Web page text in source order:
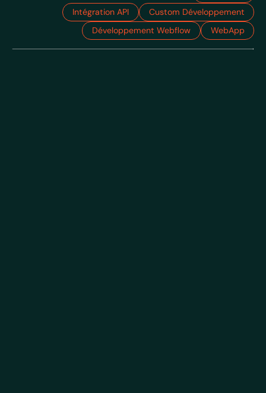
WebApp
Développement Webflow
Custom Développement
Intégration API